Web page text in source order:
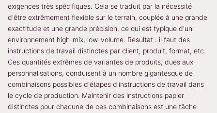
exigences très spécifiques. Cela se traduit par la nécessité
d'être extrêmement flexible sur le terrain, couplée à une grande
exactitude et une grande précision, ce qui est typique d'un
environnement high-mix, low-volume. Résultat : il faut des
instructions de travail distinctes par client, produit, format, etc.
Ces quantités extrêmes de variantes de produits, dues aux
personnalisations, conduisent à un nombre gigantesque de
combinaisons possibles d'étapes d'instructions de travail dans
le cycle de production. Maintenir des instructions papier
distinctes pour chacune de ces combinaisons est une tâche